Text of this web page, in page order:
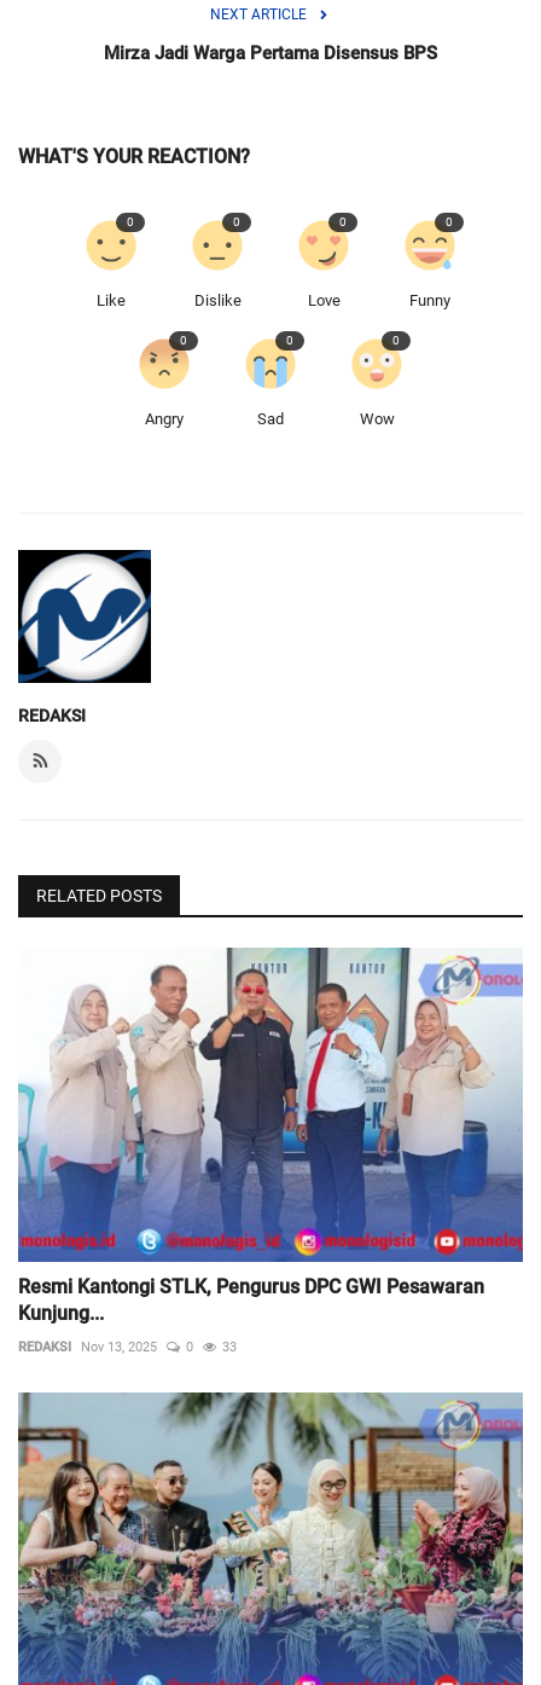
NEXT ARTICLE
Mirza Jadi Warga Pertama Disensus BPS
WHAT'S YOUR REACTION?
Like
0
Dislike
0
Love
0
Funny
0
Angry
0
Sad
0
Wow
0
REDAKSI
RELATED POSTS
Resmi Kantongi STLK, Pengurus DPC GWI Pesawaran
Kunjung...
REDAKSI Nov 13, 2025 0 33